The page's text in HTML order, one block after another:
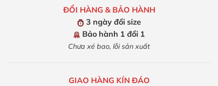
ĐỔI HÀNG & BẢO HÀNH
3 ngày đổi size
Bảo hành 1 đổi 1
Chưa xé bao, lỗi sản xuất
GIAO HÀNG KÍN ĐÁO